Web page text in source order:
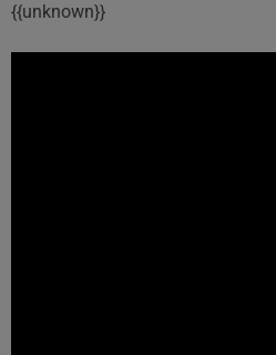
{{unknown}}